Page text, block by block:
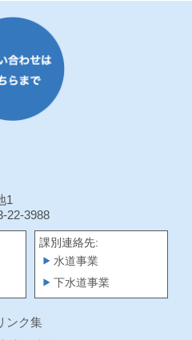
1
22-3988
課別連絡先:
水道事業
下水道事業
ンク集